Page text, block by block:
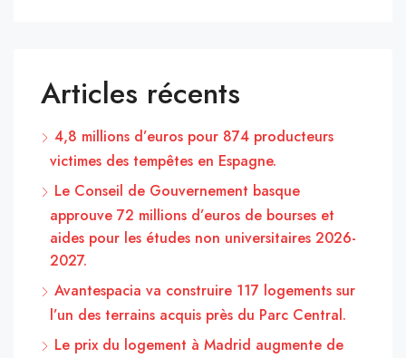
Articles récents
4,8 millions d’euros pour 874 producteurs
victimes des tempêtes en Espagne.
Le Conseil de Gouvernement basque
approuve 72 millions d’euros de bourses et
aides pour les études non universitaires 2026-
2027.
Avantespacia va construire 117 logements sur
l’un des terrains acquis près du Parc Central.
Le prix du logement à Madrid augmente de